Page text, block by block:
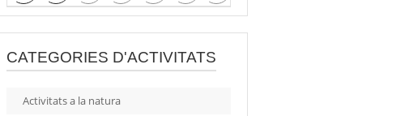
CATEGORIES D'ACTIVITATS
Activitats a la natura